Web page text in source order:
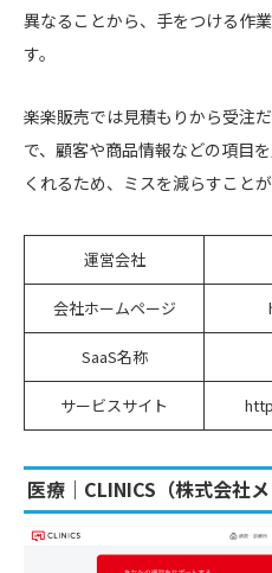
異なることから、手をつける作
す。
楽楽販売では見積もりから受注
で、顧客や商品情報などの項目
くれるため、ミスを減らすことが
運営会社
会社ホームページ
SaaS名称
サービスサイト
医療｜CLINICS（株式会社メ